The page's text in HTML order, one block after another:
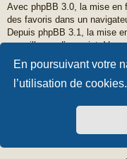
En poursuivant votre
l’utilisation de cookies.
Avec phpBB 3.0, la mise en
des favoris dans un
Depuis phpBB 3.1, la mise
surveillance d’un sujet.
sujet favoris a été mis à
également d’être notifié
forum. Les options de
peuvent être configurées
« Préférences du forum ».